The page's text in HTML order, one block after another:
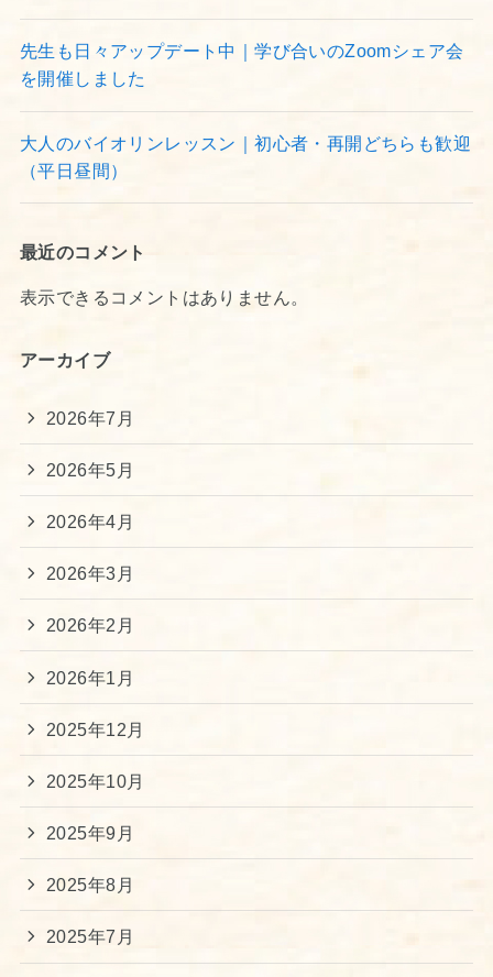
先生も日々アップデート中｜学び合いのZoomシェア会
を開催しました
大人のバイオリンレッスン｜初心者・再開どちらも歓迎
（平日昼間）
最近のコメント
表示できるコメントはありません。
アーカイブ
2026年7月
2026年5月
2026年4月
2026年3月
2026年2月
2026年1月
2025年12月
2025年10月
2025年9月
2025年8月
2025年7月